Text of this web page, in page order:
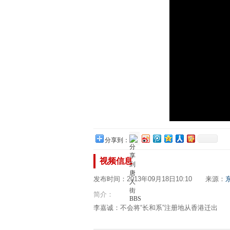
分享到：
视频信息
发布时间：2013年09月18日10:10 来源：
简介：
李嘉诚：不会将“长和系”注册地从香港迁出